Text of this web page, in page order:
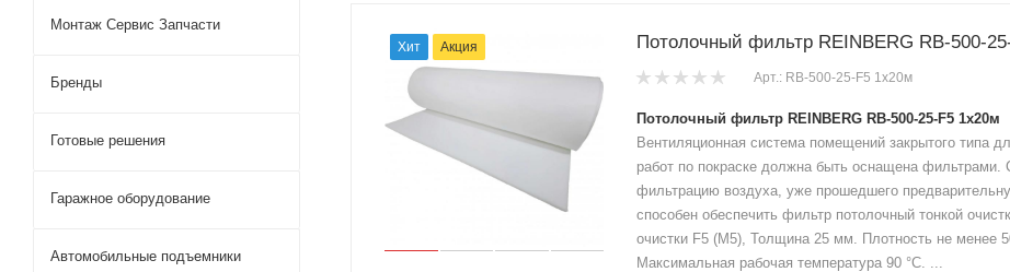
Хит Акция Потолочный фильтр REINBERG RB-500-
Арт.: RB-500-25-F5 1x20м
Потолочный фильтр REINBERG RB-500-25-F5 1x20м
Вентиляционная система помещений закрытого типа
работ по покраске должна быть оснащена фильтрами.
фильтрацию воздуха, уже прошедшего
способен обеспечить фильтр потолочный тонкой
очистки F5 (M5), Толщина 25 мм. Плотность не менее
Максимальная рабочая температура 90 °C. ...
Монтаж Сервис Запчасти
Бренды
Готовые решения
Гаражное оборудование
Автомобильные подъемники